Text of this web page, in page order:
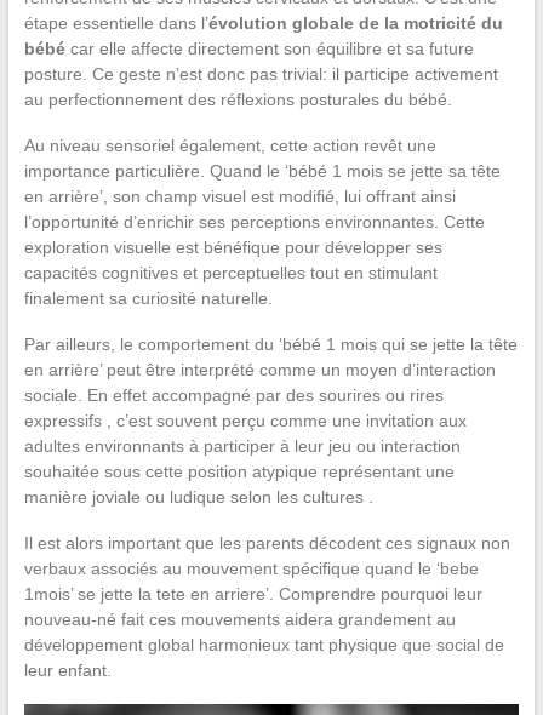
étape essentielle dans l’évolution globale de la motricité du
bébécar elle affecte directement son équilibre et sa future
posture. Ce geste n’est donc pas trivial: il participe activement
au perfectionnement des réflexions posturales du bébé.
Au niveau sensoriel également, cette action revêt une
importance particulière. Quand le ‘bébé 1 mois se jette sa tête
en arrière’, son champ visuel est modifié, lui offrant ainsi
l’opportunité d’enrichir ses perceptions environnantes. Cette
exploration visuelle est bénéfique pour développer ses
capacités cognitives et perceptuelles tout en stimulant
finalement sa curiosité naturelle.
Par ailleurs, le comportement du ‘bébé 1 mois qui se jette la tête
en arrière’ peut être interprété comme un moyen d’interaction
sociale. En effet accompagné par des sourires ou rires
expressifs , c’est souvent perçu comme une invitation aux
adultes environnants à participer à leur jeu ou interaction
souhaitée sous cette position atypique représentant une
manière joviale ou ludique selon les cultures .
Il est alors important que les parents décodent ces signaux non
verbaux associés au mouvement spécifique quand le ‘bebe
1mois’ se jette la tete en arriere’. Comprendre pourquoi leur
nouveau-né fait ces mouvements aidera grandement au
développement global harmonieux tant physique que social de
leur enfant.